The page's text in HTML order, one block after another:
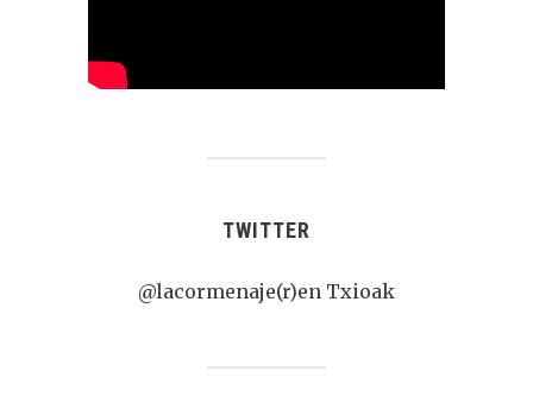
TWITTER
@lacormenaje(r)en Txioak